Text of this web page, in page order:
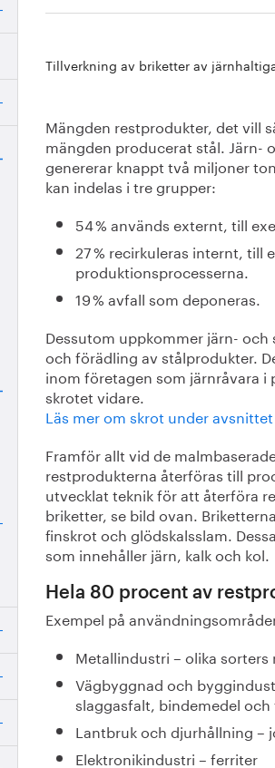
Tillverkning av briketter av
Mängden restprodukter, det vill
mängden producerat stål. Järn-
genererar knappt två miljoner
kan indelas i tre grupper:
54 % används externt, till
27 % recirkuleras internt, till
produktionsprocesserna.
19 % avfall som deponeras.
Dessutom uppkommer järn-
och förädling av stålprodukter.
inom företagen som järnråvara i
skrotet vidare.
Läs mer om skrot under
Framför allt vid de
restprodukterna återföras till
utvecklat teknik för att återföra
briketter, se bild ovan.
finskrot och glödskalsslam.
som innehåller järn, kalk och kol.
Hela 80 procent av
Exempel på
Metallindustri – olika sorters
Vägbyggnad och
slaggasfalt, bindemedel
Lantbruk och djurhållning –
Elektronikindustri – ferriter